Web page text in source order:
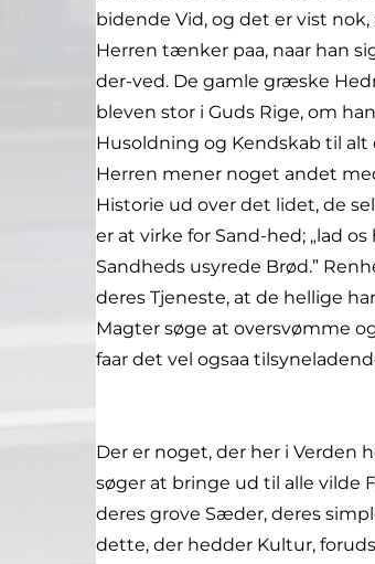
bidende Vid, og det er vist
Herren tænker paa, naar han
der-ved. De gamle græske
bleven stor i Guds Rige, om
Husoldning og Kendskab til alt
Herren mener noget andet
Historie ud over det lidet, de
er at virke for Sand-hed; „lad
Sandheds usyrede Brød.”
deres Tjeneste, at de hellige
Magter søge at oversvømme
faar det vel ogsaa
Der er noget, der her i Verden
søger at bringe ud til alle vilde
deres grove Sæder, deres
dette, der hedder Kultur,